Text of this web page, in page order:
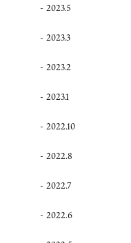
2023.5
2023.3
2023.2
2023.1
2022.10
2022.8
2022.7
2022.6